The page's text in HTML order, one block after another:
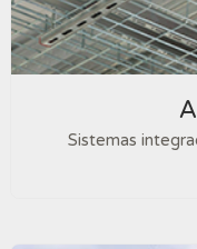
Sistemas